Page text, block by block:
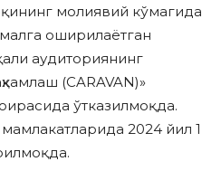
молиявий кўмагида
оширилаётган
аудиториянинг
(CARAVAN)»
ўтказилмоқда.
2024 йил 1